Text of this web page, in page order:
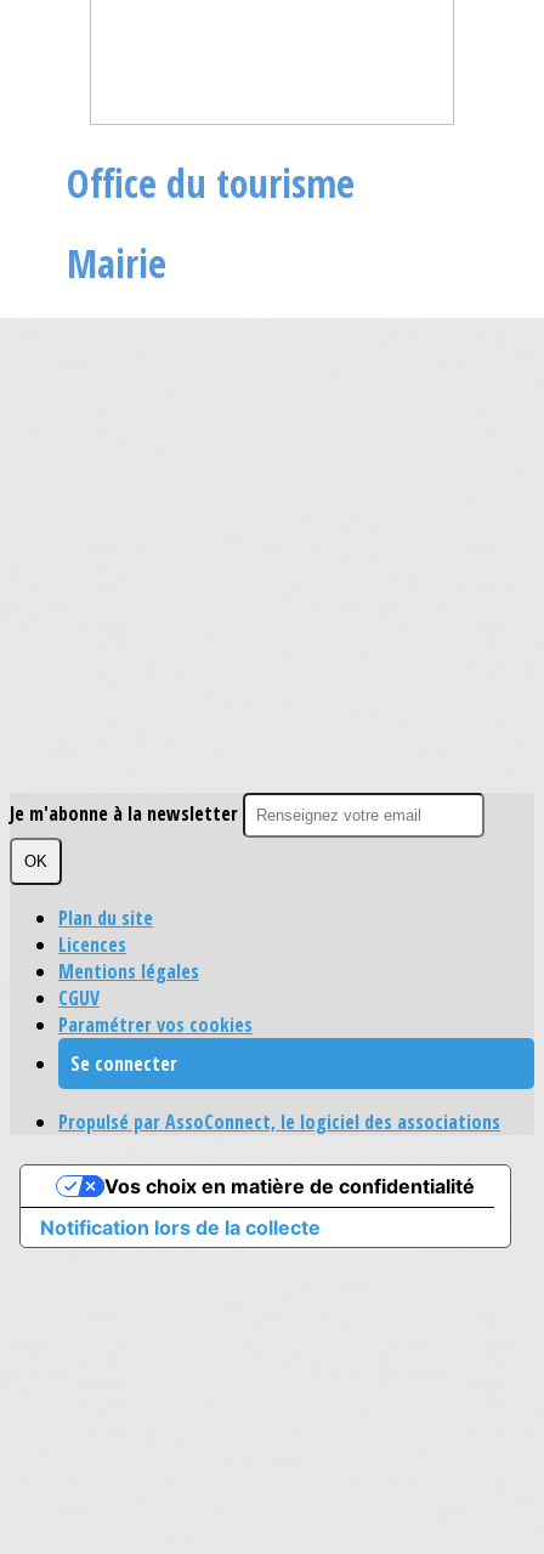
du tourisme
Je m'abonne à la newsletter
OK
Plan du site
Licences
Mentions légales
CGUV
Paramétrer vos cookies
Se connecter
Propulsé par AssoConnect, le logiciel des associations
Notification lors de la collecte
Vos choix en matière de confidentialité